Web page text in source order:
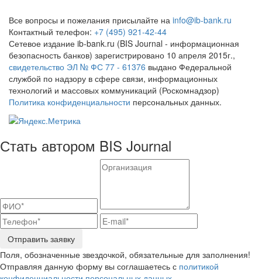
Все вопросы и пожелания присылайте на info@ib-bank.ru
Контактный телефон: +7 (495) 921-42-44
Сетевое издание ib-bank.ru (BIS Journal - информационная
безопасность банков) зарегистрировано 10 апреля 2015г.,
свидетельство ЭЛ № ФС 77 - 61376 выдано Федеральной
службой по надзору в сфере связи, информационных
технологий и массовых коммуникаций (Роскомнадзор)
Политика конфиденциальности персональных данных.
Стать автором BIS Journal
Отправить заявку
Поля, обозначенные звездочкой, обязательные для заполнения!
Отправляя данную форму вы соглашаетесь с политикой